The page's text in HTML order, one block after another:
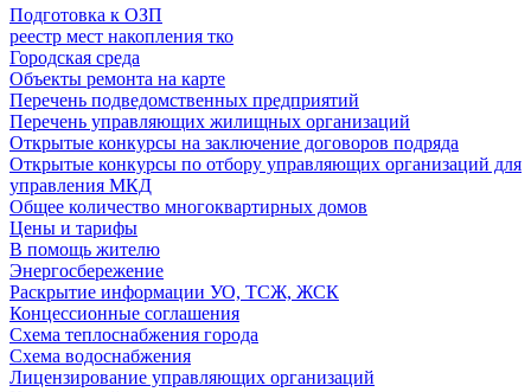
Подготовка к ОЗП
реестр мест накопления тко
Городская среда
Объекты ремонта на карте
Перечень подведомственных предприятий
Перечень управляющих жилищных организаций
Открытые конкурсы на заключение договоров подряда
Открытые конкурсы по отбору управляющих организаций для
управления МКД
Общее количество многоквартирных домов
Цены и тарифы
В помощь жителю
Энергосбережение
Раскрытие информации УО, ТСЖ, ЖСК
Концессионные соглашения
Схема теплоснабжения города
Схема водоснабжения
Лицензирование управляющих организаций